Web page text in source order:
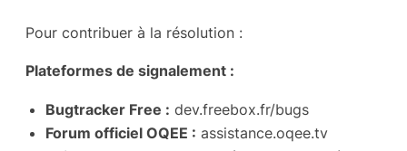
Pour contribuer à la résolution :
Plateformes de signalement :
Bugtracker Free : dev.freebox.fr/bugs
Forum officiel OQEE : assistance.oqee.tv